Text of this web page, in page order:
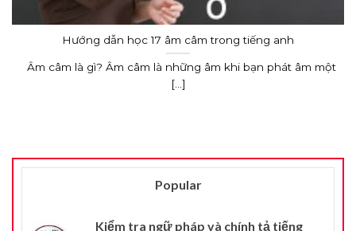
Hướng dẫn học 17 âm câm trong tiếng anh
Âm câm là gì? Âm câm là những âm khi bạn phát âm một
[...]
Popular
Kiểm tra ngữ pháp và chính tả tiếng